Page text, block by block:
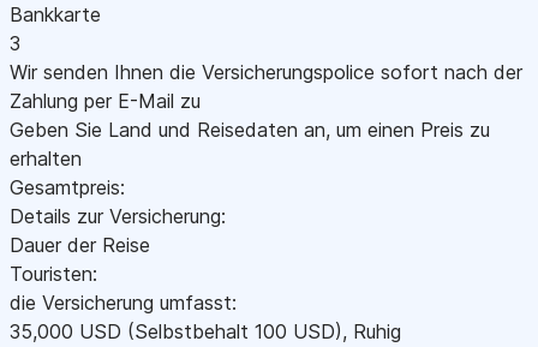
Bankkarte
3
Wir senden Ihnen die Versicherungspolice sofort nach der
Zahlung per E-Mail zu
Geben Sie Land und Reisedaten an, um einen Preis zu
erhalten
Gesamtpreis:
Details zur Versicherung:
Dauer der Reise
Touristen:
die Versicherung umfasst:
35,000 USD (Selbstbehalt 100 USD), Ruhig